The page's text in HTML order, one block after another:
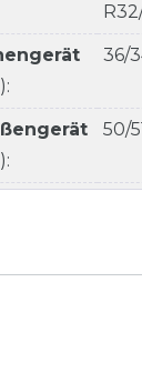
36/
50/